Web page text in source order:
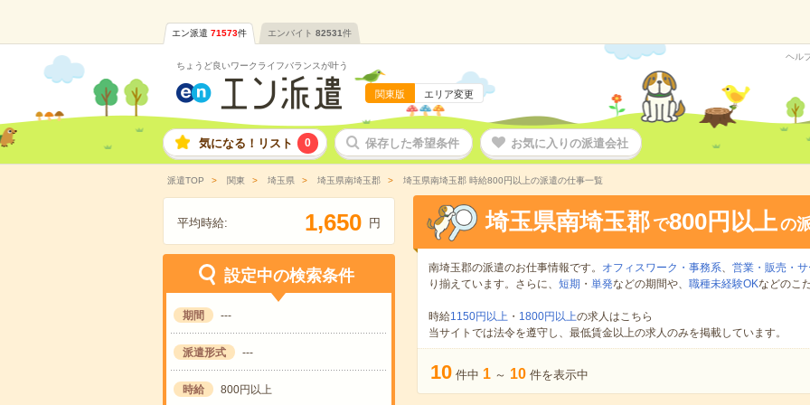
エン派遣 71573件 エンバイト 82531件
ちょうど良いワークライフバランスが叶う
関東版 エリア変更
ヘル
気になる！リスト 0 保存した希望条件 お気に入りの派遣会社
派遣TOP 関東 埼玉県 埼玉県南埼玉郡 埼玉県南埼玉郡 時給800円以上の派遣の仕事一覧
平均時給: 1,650 円
設定中の検索条件
期間 ---
派遣形式 ---
時給 800円以上
埼玉県南埼玉郡 で800円以上の
南埼玉郡の派遣のお仕事情報です。 オフィスワーク・事務系、 営業・販売・
り揃えています。さらに、 短期 ・ 単発などの期間や、 職種未経験OKなどのこ
時給1150円以上・ 1800円以上の求人はこちら
当サイトでは法令を遵守し、最低賃金以上の求人のみを掲載しています。
10 件中 1 ～ 10 件を表示中